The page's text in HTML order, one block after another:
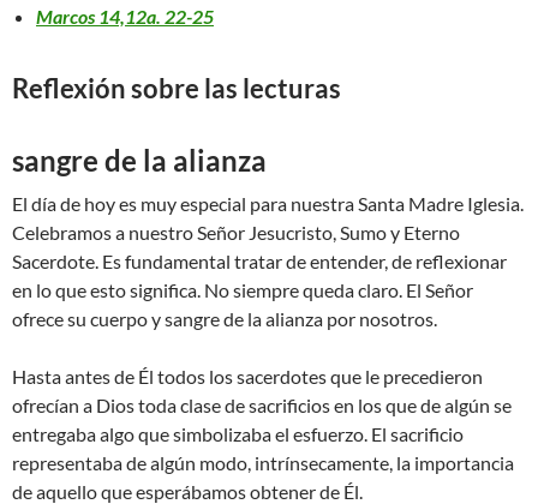
Marcos 14,12a. 22-25
Reflexión sobre las lecturas
sangre de la alianza
El día de hoy es muy especial para nuestra Santa Madre Iglesia.
Celebramos a nuestro Señor Jesucristo, Sumo y Eterno
Sacerdote. Es fundamental tratar de entender, de reflexionar
en lo que esto significa. No siempre queda claro. El Señor
ofrece su cuerpo y sangre de la alianza por nosotros.
Hasta antes de Él todos los sacerdotes que le precedieron
ofrecían a Dios toda clase de sacrificios en los que de algún se
entregaba algo que simbolizaba el esfuerzo. El sacrificio
representaba de algún modo, intrínsecamente, la importancia
de aquello que esperábamos obtener de Él.